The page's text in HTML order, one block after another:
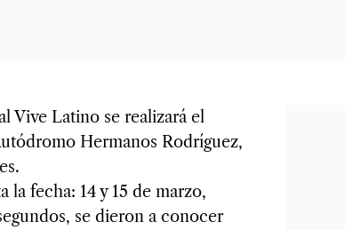
Vive Latino se realizará el
Hermanos Rodríguez,
fecha: 14 y 15 de marzo,
se dieron a conocer